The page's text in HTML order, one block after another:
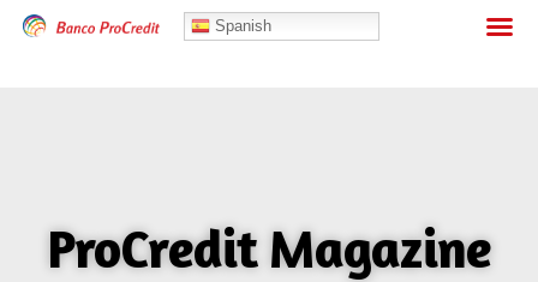
Spanish
ProCredit Magazine